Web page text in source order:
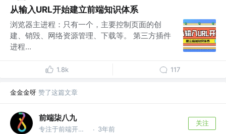
从输入URL开始建立前端知识体系
浏览器主进程：只有一个，主要控制页面的创
建、销毁、网络资源管理、下载等。 第三方插件
进程...
1.8k 117
金金金呀 赞了这篇文章
前端柒八九
专注于前端开发技术/Rust及AI应用知识分享的Coder · 3年前
关注